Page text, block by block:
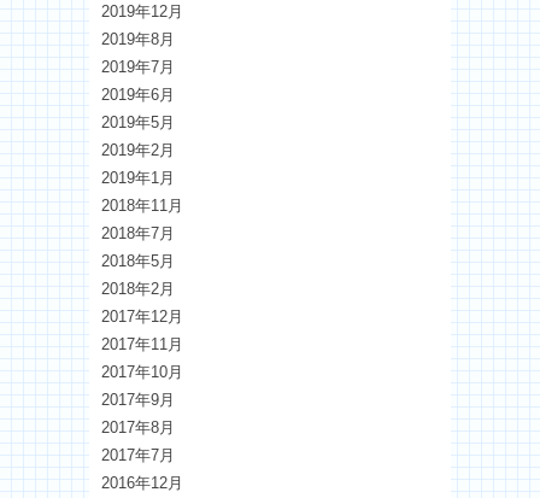
2019年12月
2019年8月
2019年7月
2019年6月
2019年5月
2019年2月
2019年1月
2018年11月
2018年7月
2018年5月
2018年2月
2017年12月
2017年11月
2017年10月
2017年9月
2017年8月
2017年7月
2016年12月